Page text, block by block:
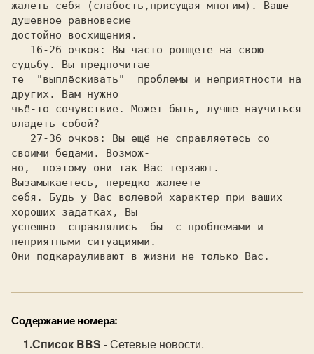
жалеть себя (слабость,присущая многим). Ваше
душевное равновесие
   16-26 очков:
Вы часто ропщете на свою
судьбу. Вы предпочитае-
те  "выплёскивать"  проблемы и неприятности на
других. Вам нужно
чьё-то сочувствие. Может быть, лучше научиться
   27-36 очков:
Вы ещё не справляетесь со
своими бедами. Возмож-
но,  поэтому они так Вас терзают.
Вызамыкаетесь, нередко жалеете
себя. Будь у Вас волевой характер при ваших
хороших задатках, Вы
успешно  справлялись  бы  с проблемами и
неприятными ситуациями.
Содержание номера:
Список BBS - Сетевые новости.